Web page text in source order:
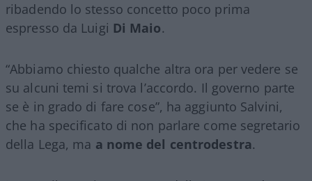
ribadendo lo stesso concetto poco prima
espresso da Luigi Di Maio.
“Abbiamo chiesto qualche altra ora per vedere se
su alcuni temi si trova l’accordo. Il governo parte
se è in grado di fare cose”, ha aggiunto Salvini,
che ha specificato di non parlare come segretario
della Lega, ma a nome del centrodestra.